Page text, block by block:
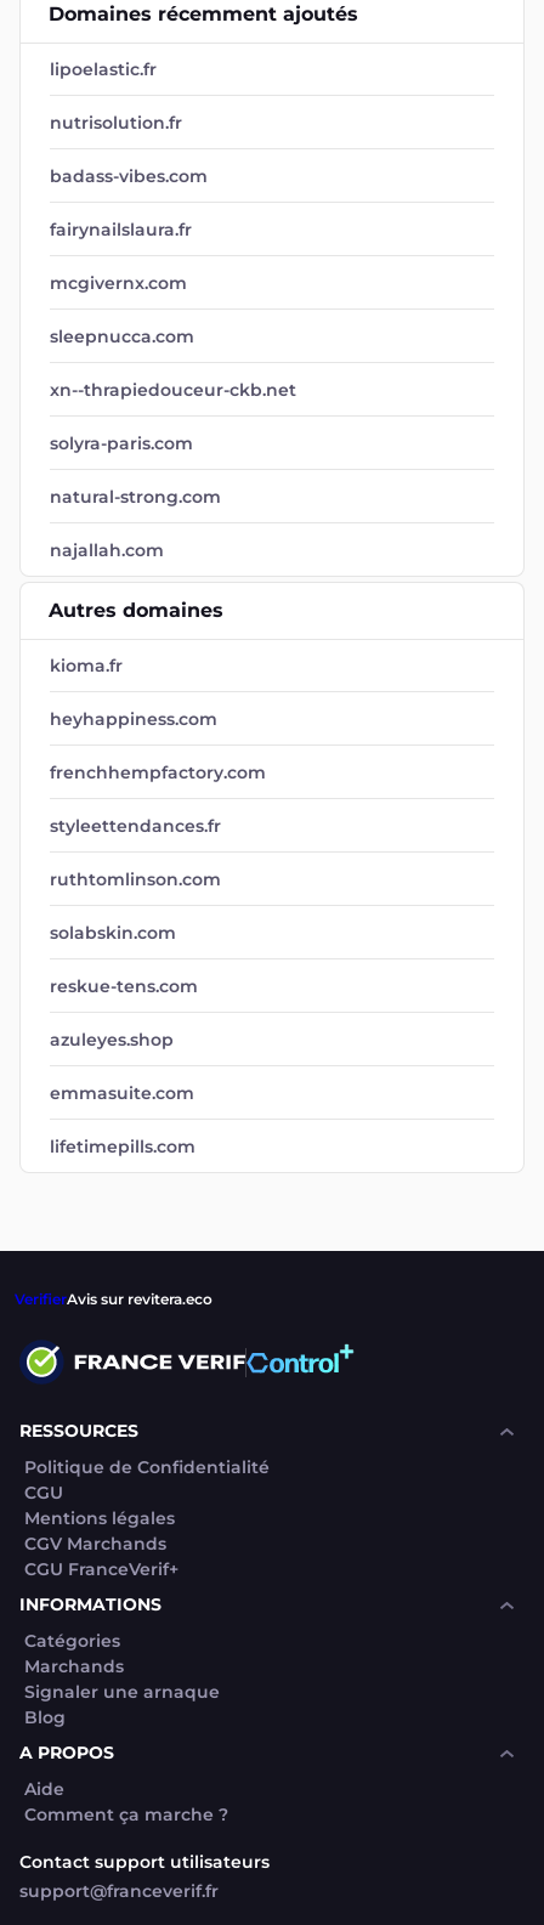
Domaines récemment ajoutés
lipoelastic.fr
nutrisolution.fr
badass-vibes.com
fairynailslaura.fr
mcgivernx.com
sleepnucca.com
xn--thrapiedouceur-ckb.net
solyra-paris.com
natural-strong.com
najallah.com
Autres domaines
kioma.fr
heyhappiness.com
frenchhempfactory.com
styleettendances.fr
ruthtomlinson.com
solabskin.com
reskue-tens.com
azuleyes.shop
emmasuite.com
lifetimepills.com
VerifierAvis sur revitera.eco
RESSOURCES
Politique de Confidentialité
CGU
Mentions légales
CGV Marchands
CGU FranceVerif+
INFORMATIONS
Catégories
Marchands
Signaler une arnaque
Blog
A PROPOS
Aide
Comment ça marche ?
Contact support utilisateurs
support@franceverif.fr